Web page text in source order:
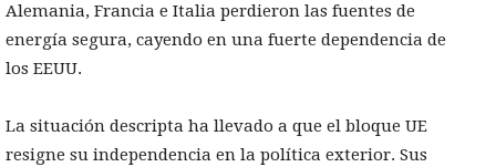
Alemania, Francia e Italia perdieron las fuentes de
energía segura, cayendo en una fuerte dependencia de
los EEUU.
La situación descripta ha llevado a que el bloque UE
resigne su independencia en la política exterior. Sus